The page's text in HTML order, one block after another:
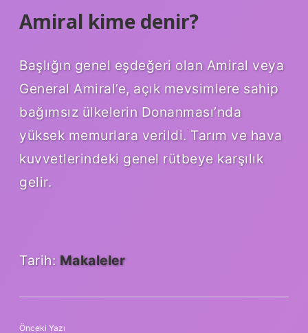
Amiral kime denir?
Başlığın genel eşdeğeri olan Amiral veya
General Amiral’e, açık mevsimlere sahip
bağımsız ülkelerin Donanması’nda
yüksek memurlara verildi. Tarım ve hava
kuvvetlerindeki genel rütbeye karşılık
gelir.
Tarih: Makaleler
Önceki Yazı